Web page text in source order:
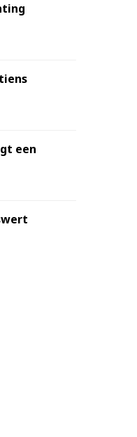
een